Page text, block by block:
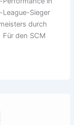
Sieger
durch
den SCM